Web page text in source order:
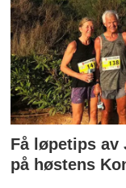
Få løpetips av
på høstens